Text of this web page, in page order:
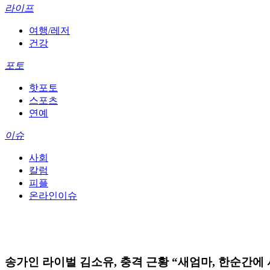
라이프
여행/레저
건강
포토
핫포토
스포츠
연예
이슈
사회
칼럼
피플
온라인이슈
송가인 라이벌 김소유, 충격 근황 “새엄마, 한순간에